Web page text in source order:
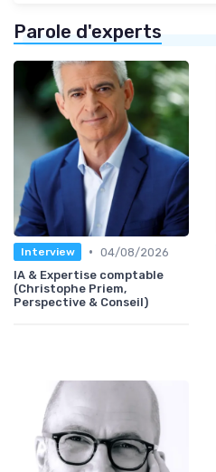
Parole d'experts
Interview • 04/08/2026
IA & Expertise comptable
(Christophe Priem,
Perspective & Conseil)